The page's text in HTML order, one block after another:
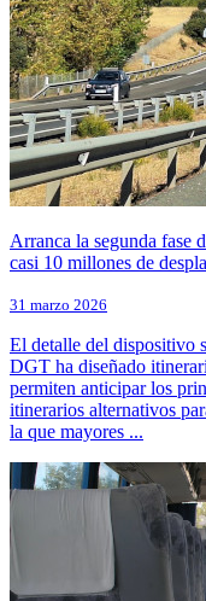
Arranca la segunda fase
casi 10 millones de
31 marzo 2026
El detalle del dispositivo
DGT ha diseñado
permiten anticipar los
itinerarios alternativos
la que mayores ...